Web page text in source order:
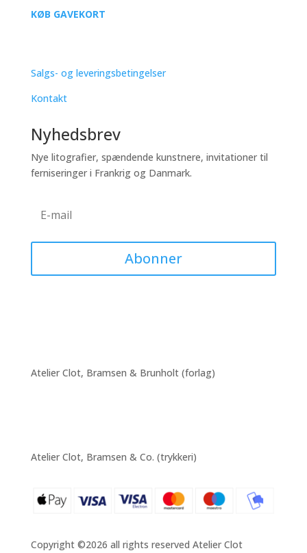
KØB GAVEKORT
Salgs- og leveringsbetingelser
Kontakt
Nyhedsbrev
Nye litografier, spændende kunstnere, invitationer til
ferniseringer i Frankrig og Danmark.
Abonner
Atelier Clot, Bramsen & Brunholt (forlag)
Atelier Clot, Bramsen & Co. (trykkeri)
Copyright ©2026 all rights reserved Atelier Clot